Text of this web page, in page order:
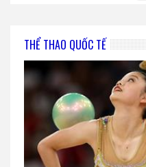
THỂ THAO QUỐC TẾ